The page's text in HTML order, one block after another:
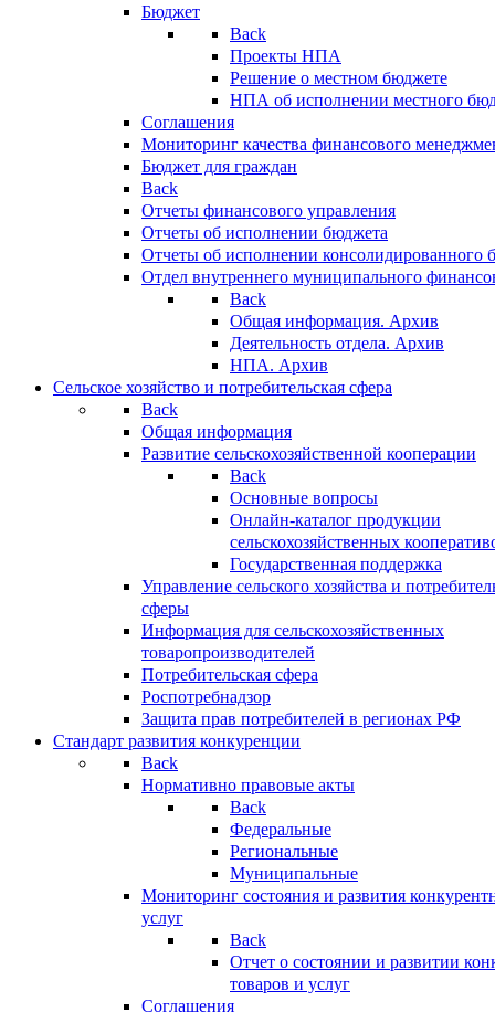
Бюджет
Back
Проекты НПА
Решение о местном бюджете
НПА об исполнении местного
Соглашения
Мониторинг качества финансового
Бюджет для граждан
Back
Отчеты финансового управления
Отчеты об исполнении бюджета
Отчеты об исполнении консолидированного
Отдел внутреннего муниципального
Back
Общая информация. Архив
Деятельность отдела. Архив
НПА. Архив
Сельское хозяйство и потребительская сфера
Back
Общая информация
Развитие сельскохозяйственной кооперации
Back
Основные вопросы
Онлайн-каталог продукции
сельскохозяйственных
Государственная поддержка
Управление сельского хозяйства и
сферы
Информация для сельскохозяйственных
товаропроизводителей
Потребительская сфера
Роспотребнадзор
Защита прав потребителей в регионах РФ
Стандарт развития конкуренции
Back
Нормативно правовые акты
Back
Федеральные
Региональные
Муниципальные
Мониторинг состояния и развития
услуг
Back
Отчет о состоянии и развитии
товаров и услуг
Соглашения